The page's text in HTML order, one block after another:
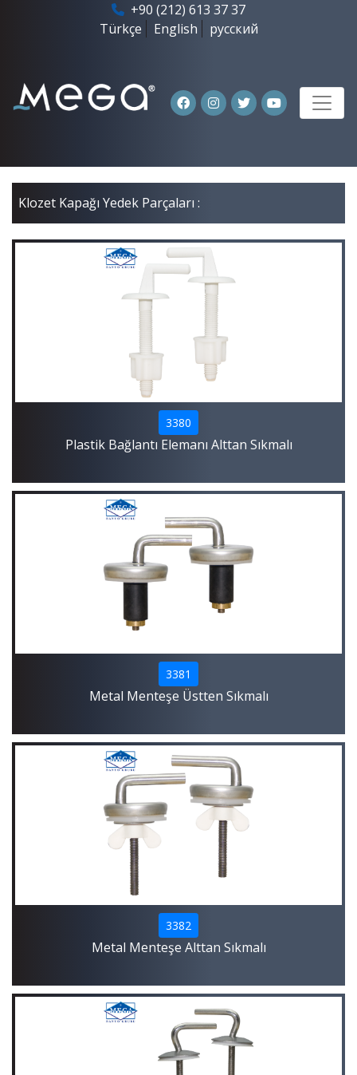
+90 (212) 613 37 37
Türkçe
English русский
Klozet Kapağı Yedek Parçaları :
3380
Plastik Bağlantı Elemanı Alttan Sıkmalı
3381
Metal Menteşe Üstten Sıkmalı
3382
Metal Menteşe Alttan Sıkmalı